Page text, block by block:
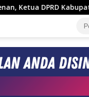
Bandung Hj.